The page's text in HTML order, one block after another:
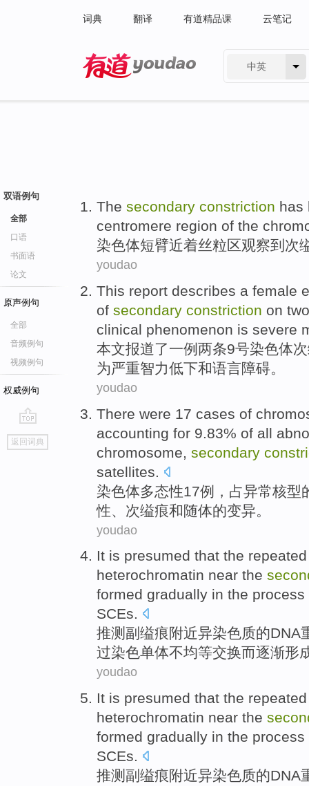
词典 翻译 有道精品课 云笔记
中英
双语例句
全部
口语
书面语
论文
原声例句
全部
音频例句
视频例句
权威例句
go
top
返回词典
The secondary constriction has
centromere region of the
染色体短臂近着丝粒区观察到 次
youdao
This report describes a female
of secondary constriction on two
clinical phenomenon is severe
本文报道了一例 两条9号染色体
为严重智力低下和语言障碍。
youdao
There were 17 cases of
accounting for 9.83% of all
chromosome secondary
satellites.
染色体多态性17例 ， 占异常核型
性、 次缢痕和随体的变异 。
youdao
It is presumed that the repeated
heterochromatin near the
formed gradually in the process
SCEs.
推测 副 缢痕附近异染色质的DNA
过染色单体不均等交换而逐渐形
youdao
It is presumed that the repeated
heterochromatin near the
formed gradually in the process
SCEs.
推测 副 缢痕附近异染色质的DNA